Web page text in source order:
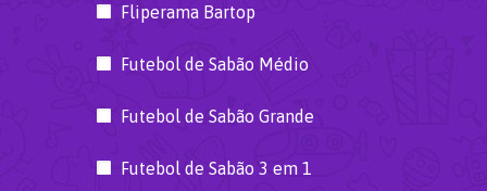
Fliperama Bartop
Futebol de Sabão Médio
Futebol de Sabão Grande
Futebol de Sabão 3 em 1